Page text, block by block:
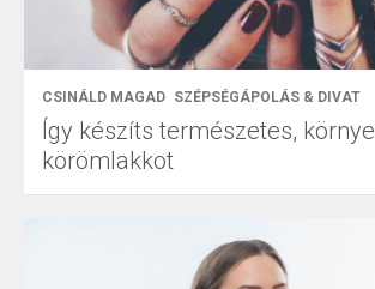
CSINÁLD MAGAD SZÉPSÉGÁPOLÁS & DIVAT
Így készíts természetes,
körömlakkot